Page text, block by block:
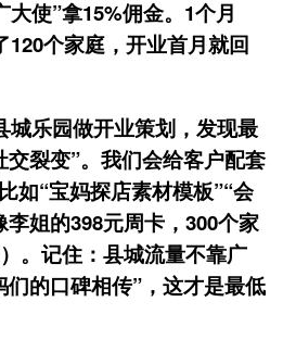
大使”拿15%佣金。1个月
120个家庭，开业首月就回
城乐园做开业策划，发现最
裂变”。我们会给客户配套
如“宝妈探店素材模板”“会
李姐的398元周卡，300个家
。记住：县城流量不靠广
的口碑相传”，这才是最低